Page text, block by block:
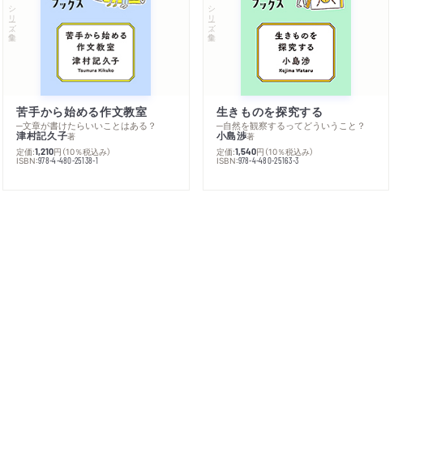
シリーズ・全集
苦手から始める作文教室
─文章が書けたらいいことはある？
津村記久子著
定価:1,210円 （10％税込み）
ISBN:978-4-480-25138-1
シリーズ・全集
生きものを探究する
─自然を観察するってどういうこと？
小島渉著
定価:1,540円 （10％税込み）
ISBN:978-4-480-25163-3